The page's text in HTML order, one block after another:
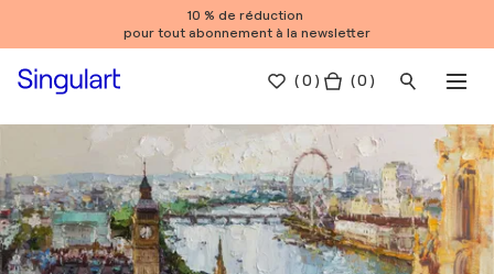
10 % de réduction
pour tout abonnement à la newsletter
(0 ) ( 0 )